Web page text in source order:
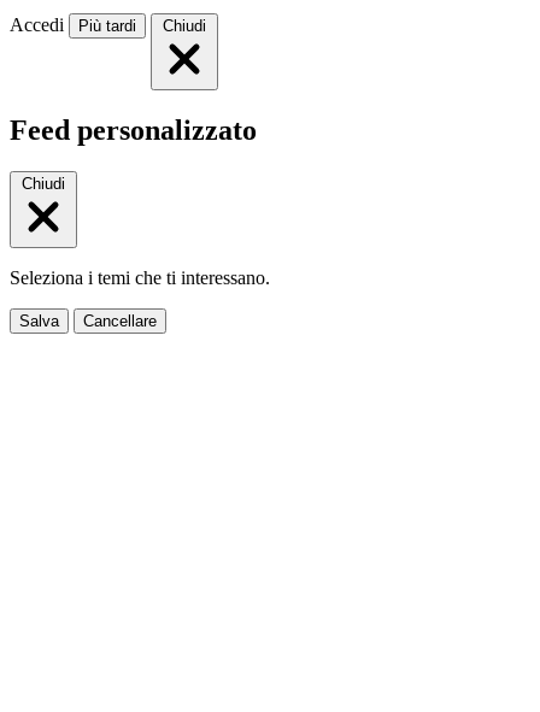
Accedi Più tardi Chiudi
Feed personalizzato
Chiudi
Seleziona i temi che ti interessano.
Salva Cancellare